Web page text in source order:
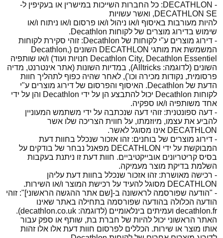
- DECATHLON: כל החברות השייכות במישרין או בעקיפין ל-
DECATHLON SE, ואשר עשויות
להיות מעורבות באיסוף ו/או ניהול ו/או פרסום ו/או ניתוח ו/או
שימוש בדירוג מוצרים של לקוחות Decathlon.
- דירוג מוצרים ע"י לקוחות של Decathlon: זוהי סקירת לקוחות
המשמשת את מותגי DECATHLON השונים (Decathlon,
Decathlon City, Decathlon Essentiel חנויות ועוד) ו/או שותפיה
השונים (לדוגמה: Alltricks), במדיות השונות (אתר אינטרנט, מדיה
פרסומית, נקודות מכירה וכו'), לאחר שהיה כפוף לתהליך חוות
הדעת של Decathlon. האיסוף והפרסום של דירוג מוצרים ע"י
לקוחות Decathlon יכול להתבצע הן על ידי Decathlon והן על ידי
אחד משותפיה ו/או ספקיה.
- דעה ספונטנית: זוהי דעה שנכתבה על ידי משתמש המעוניין
להביע את עצמו, מיוזמתו, על חווית הצריכה שלו אשר
DECATHLON אינו מסוגל לאשר.
- דירוג מוצרים של בוחנים: זהו אזכור שנכלל בחוות דעת
המבוקשת על ידי DECATHLON מפאנל נבחר של בודקים על
בסיס קריטריונים אובייקטיביים. חוות דעת זו ניתנת בעקבות
השלמת בדיקת מוצר מעמיקה.
- רכישה מאושרת: זהו אזכור שנכלל בחוות דעת עליהן
DECATHLON מסוגל להעיד על רכישת המוצר ו/או השירות.
- "הודעה שפורסמה לראשונה ב-[שם אתר ההגשה הראשוני]": זוהי
הודעה הכלולה בהודעה שפורסמה בתחילה באתר שאינו
decathlon.fr ועמיתים בינלאומיים (לדוגמה: decathlon.co.uk).
האתר הראשוני יכול להיות של חברת בת, שותף או ספק עבור
אותו מוצר או שירות. הכללים לפרסום חוות דעת אלו אלו זהות